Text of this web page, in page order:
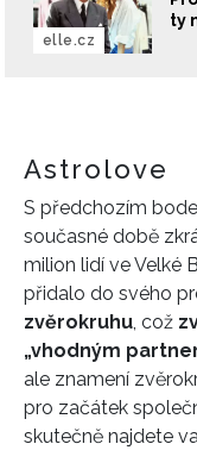
ty
elle.cz
Astrolove
S předchozím
současné době
milion lidí ve Velké
přidalo do svého
zvěrokruhu, což
„vhodným
ale znamení
pro začátek
skutečně najdete